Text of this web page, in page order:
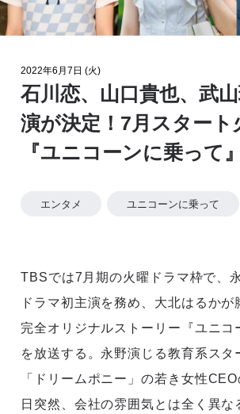
2022年6月7日 (火)
石川恋、山口貴也、武
演が決定！7月スタート
『ユニコーンに乗って』
エンタメ ユニコーンに乗って
TBSでは7月期の火曜ドラマ枠で、
ドラマ初主演を務め、大北はるかが
完全オリジナルストーリー『ユニコ
を放送する。永野演じる教育系スタ
「ドリームポニー」の若き女性
日突然、会社の雰囲気とは全く異な